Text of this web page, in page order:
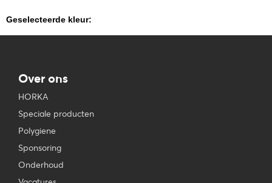
Geselecteerde kleur:
Over ons
HORKA
Speciale producten
Polygiene
Sponsoring
Onderhoud